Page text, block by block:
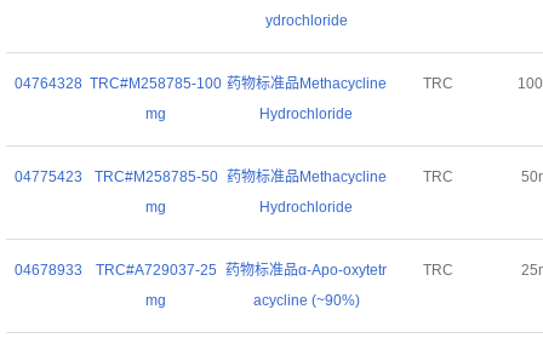
ydrochloride
04764328 TRC#M258785-100
mg
药物标准品Methacycline
Hydrochloride
TRC
04775423
TRC#M258785-50
mg
药物标准品Methacycline
Hydrochloride
TRC
04678933
TRC#A729037-25
mg
药物标准品α-Apo-oxytetr
acycline (~90%)
TRC